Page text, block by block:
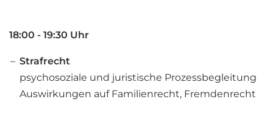
18:00 - 19:30 Uhr
Strafrecht
psychosoziale und juristische Prozessbegleitung
Auswirkungen auf Familienrecht, Fremdenrecht